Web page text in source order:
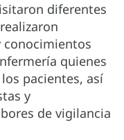
diferentes
conocimientos
quienes
pacientes, así
y
de vigilancia